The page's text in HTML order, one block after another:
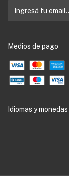
Medios de pago
Idiomas y monedas